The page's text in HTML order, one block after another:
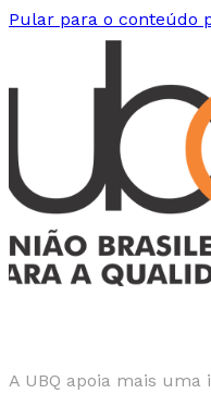
Pular para o conteúdo
A UBQ apoia mais